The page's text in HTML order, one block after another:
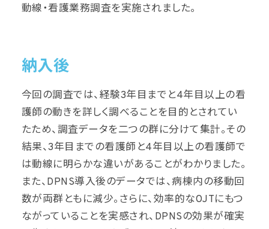
動線・看護業務調査を実施されました。
納入後
今回の調査では、経験3年目までと4年目以上の看
護師の動きを詳しく調べることを目的とされてい
たため、調査データを二つの群に分けて集計。その
結果、3年目までの看護師と4年目以上の看護師で
は動線に明らかな違いがあることがわかりました。
また、DPNS導入後のデータでは、病棟内の移動回
数が両群ともに減少。さらに、効率的なOJTにもつ
ながっていることを実感され、DPNSの効果が確実